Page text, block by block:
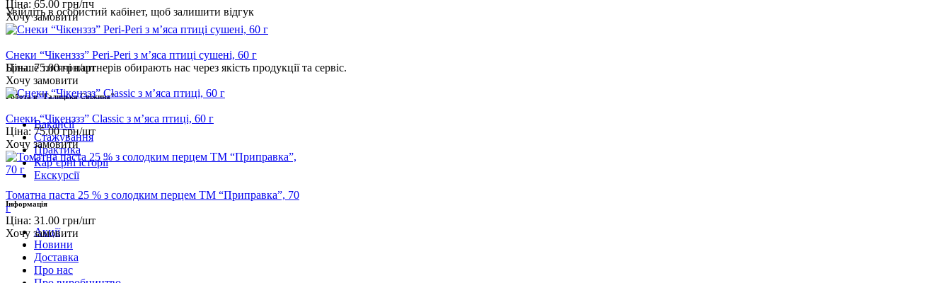
Ціна: 65.00 грн/пч
Хочу замовити
Снеки “Чікенззз” Peri-Peri з м’яса птиці сушені, 60 г
Ціна:75.00 грн/шт
Хочу замовити
Снеки “Чікенззз” Classic з м’яса птиці, 60 г
Ціна: 75.00 грн/шт
Хочу замовити
Томатна паста 25 % з солодким перцем ТМ “Приправка”, 70
г
Ціна: 31.00 грн/шт
Хочу замовити
Увійдітьв особистий кабінет, щоб залишити відгук
Більше тисячі партнерів обирають нас через якість продукції та сервіс.
Робота в "Галицька Свіжина"
Вакансії
Стажування
Практика
Карʼєрні історії
Екскурсії
Інформація
Акції
Новини
Доставка
Про нас